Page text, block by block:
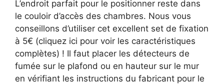
L’endroit parfait pour le positionner reste dans
le couloir d’accès des chambres. Nous vous
conseillons d’utiliser cet excellent set de fixation
à 5€ (cliquez ici pour voir les caractéristiques
complètes) ! Il faut placer les détecteurs de
fumée sur le plafond ou en hauteur sur le mur
en vérifiant les instructions du fabricant pour le